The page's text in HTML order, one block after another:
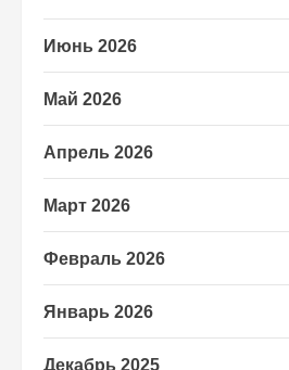
Июнь 2026
Май 2026
Апрель 2026
Март 2026
Февраль 2026
Январь 2026
Декабрь 2025